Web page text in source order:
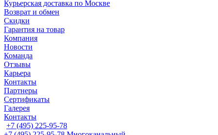
Курьерская доставка по Москве
Возврат и обмен
Скидки
Гарантия на товар
Компания
Новости
Команда
Отзывы
Карьера
Контакты
Партнеры
Сертификаты
Галерея
Контакты
+7 (495) 225-95-78